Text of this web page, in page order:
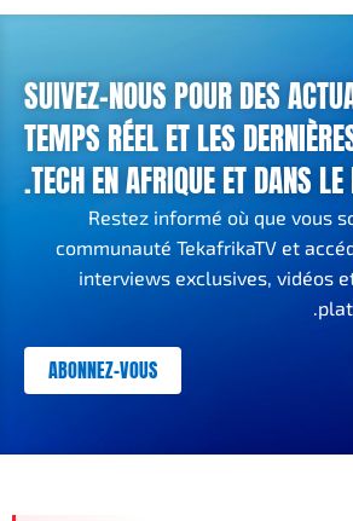
SUIVEZ-NOUS POUR DES
TEMPS RÉEL ET LES
TECH EN AFRIQUE ET DANS LE
Restez informé où que vous
communauté TekafrikaTV et
interviews exclusives, vidéos
ABONNEZ-VOUS